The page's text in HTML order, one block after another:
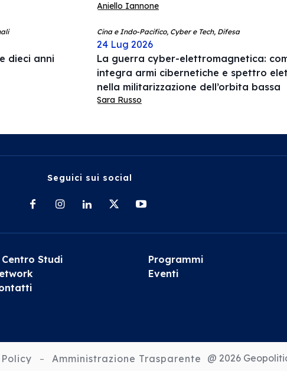
Aniello Iannone
dieci anni
Cina e Indo-Pacifico, Cyber e Tech, Difesa
24 Lug 2026
La guerra cyber-elettromagnetica:
integra armi cibernetiche e spettro
nella militarizzazione dell’orbita bassa
Sara Russo
Seguici sui social
Studi
Programmi
Eventi
Amministrazione Trasparente @ 2026